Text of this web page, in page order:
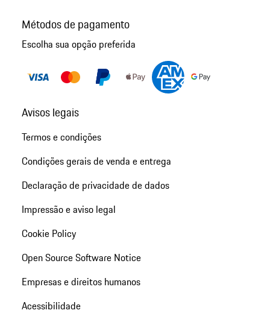
Métodos de pagamento
Escolha sua opção preferida
Avisos legais
Termos e condições
Condições gerais de venda e entrega
Declaração de privacidade de dados
Impressão e aviso legal
Cookie Policy
Open Source Software Notice
Empresas e direitos humanos
Acessibilidade